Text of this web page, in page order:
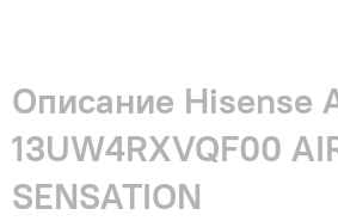
Описание Hisense
13UW4RXVQF00
SENSATION